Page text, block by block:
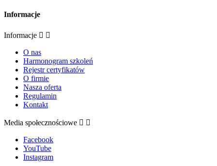
Informacje
Informacje  
O nas
Harmonogram szkoleń
Rejestr certyfikatów
O firmie
Nasza oferta
Regulamin
Kontakt
Media społecznościowe  
Facebook
YouTube
Instagram